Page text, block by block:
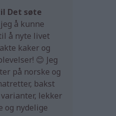
Det søte
å kunne
å nyte livet
kaker og
😊 Jeg
på norske og
bakst
lekker
og nydelige